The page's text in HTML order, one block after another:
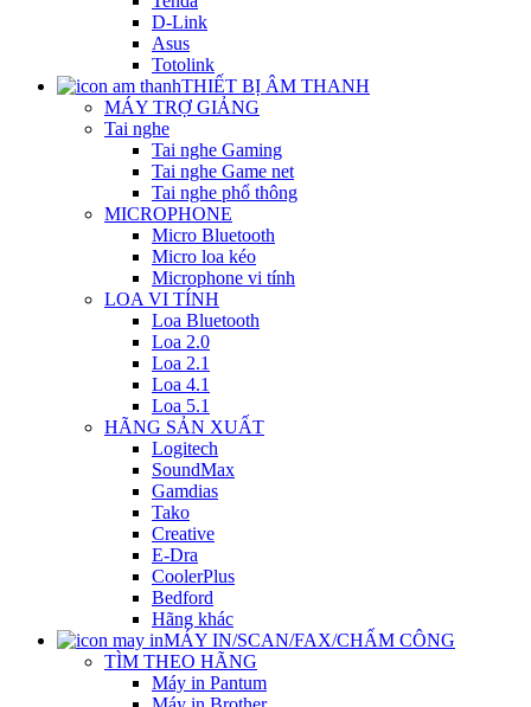
D-Link
Asus
Totolink
THIẾT BỊ ÂM THANH
MÁY TRỢ GIẢNG
Tai nghe
Tai nghe Gaming
Tai nghe Game net
Tai nghe phổ thông
MICROPHONE
Micro Bluetooth
Micro loa kéo
Microphone vi tính
LOA VI TÍNH
Loa Bluetooth
Loa 2.0
Loa 2.1
Loa 4.1
Loa 5.1
HÃNG SẢN XUẤT
Logitech
SoundMax
Gamdias
Tako
Creative
E-Dra
CoolerPlus
Bedford
Hãng khác
MÁY IN/SCAN/FAX/CHẤM CÔNG
TÌM THEO HÃNG
Máy in Pantum